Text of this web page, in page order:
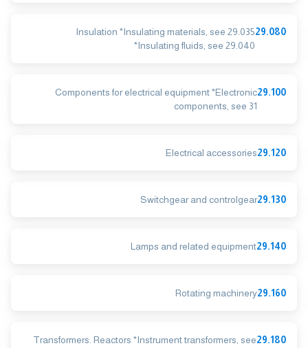
29.080
Insulation *Insulating materials, see 29.035
*Insulating fluids, see 29.040
29.100
Components for electrical equipment *Electronic
components, see 31
29.120
Electrical accessories
29.130
Switchgear and controlgear
29.140
Lamps and related equipment
29.160
Rotating machinery
29.180
Transformers. Reactors *Instrument transformers, see